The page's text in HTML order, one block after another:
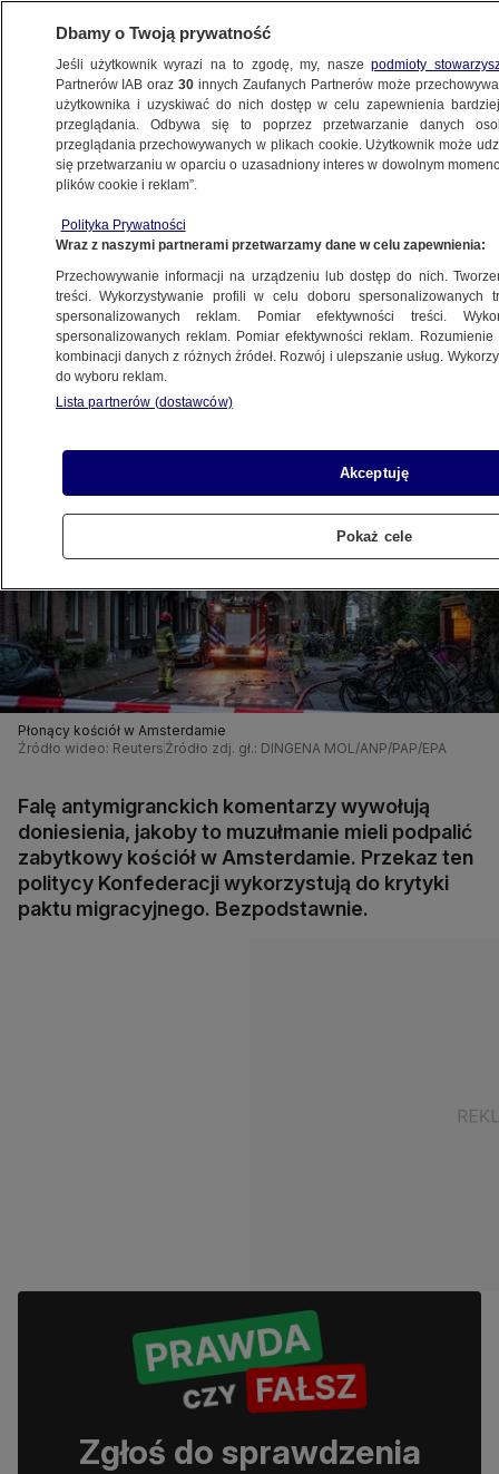
KONKRET24
ŚWIAT
migracyjny. Wszystko im się łączy
Zuzanna Karczewska
11.06.2026, 11:57
Posłuchaj artykułu
Czyta lektor AI
Płonący kościół w Amsterdamie
Źródło wideo: Reuters Źródło zdj. gł.: DINGENA MOL/ANP/PAP/EPA
Falę antymigranckich komentarzy wywołują
doniesienia, jakoby to muzułmanie mieli podpalić
zabytkowy kościół w Amsterdamie. Przekaz ten
politycy Konfederacji wykorzystują do krytyki
paktu migracyjnego. Bezpodstawnie.
Zgłoś do sprawdzenia
Dbamy o Twoją prywatność
Jeśli użytkownik wyrazi na to zgodę, my, naszepodmioty
Partnerów IAB oraz30 innych Zaufanych Partnerów może
użytkownika i uzyskiwać do nich dostęp w celu zapewnienia
przeglądania. Odbywa się to poprzez przetwarzanie danych
przeglądania przechowywanych w plikach cookie. Użytkownik może
się przetwarzaniu w oparciu o uzasadniony interes w dowolnym
plików cookie i reklam”.
Polityka Prywatności
Wraz z naszymi partnerami przetwarzamy dane w celu zapewnienia:
Przechowywanie informacji na urządzeniu lub dostęp do nich.
treści. Wykorzystywanie profili w celu doboru spersonalizowanych
spersonalizowanych reklam. Pomiar efektywności treści.
spersonalizowanych reklam. Pomiar efektywności reklam.
kombinacji danych z różnych źródeł. Rozwój i ulepszanie usług.
do wyboru reklam.
Lista partnerów (dostawców)
Akceptuję
Pokaż cele